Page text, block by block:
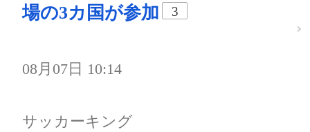
場の3カ国が参加
3
08月07日 10:14
サッカーキング